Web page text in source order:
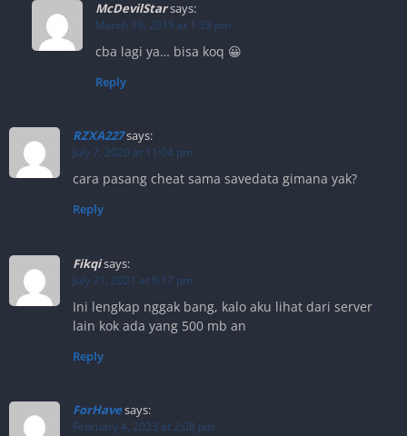
McDevilStarsays:
March 19, 2019 at 1:33 pm
cba lagi ya… bisa koq 😀
Reply
RZXA227says:
July 7, 2020 at 11:04 pm
cara pasang cheat sama savedata gimana yak?
Reply
Fikqisays:
July 21, 2021 at 6:17 pm
Ini lengkap nggak bang, kalo aku lihat dari server
lain kok ada yang 500 mb an
Reply
ForHavesays:
February 4, 2023 at 2:08 pm